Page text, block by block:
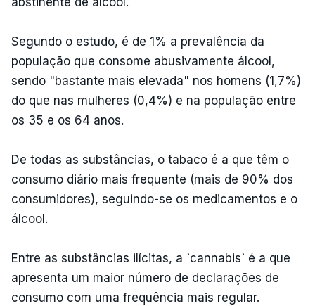
Segundo o estudo, é de 1% a prevalência da
população que consome abusivamente álcool,
sendo "bastante mais elevada" nos homens (1,7%)
do que nas mulheres (0,4%) e na população entre
os 35 e os 64 anos.
De todas as substâncias, o tabaco é a que têm o
consumo diário mais frequente (mais de 90% dos
consumidores), seguindo-se os medicamentos e o
álcool.
Entre as substâncias ilícitas, a `cannabis` é a que
apresenta um maior número de declarações de
consumo com uma frequência mais regular.